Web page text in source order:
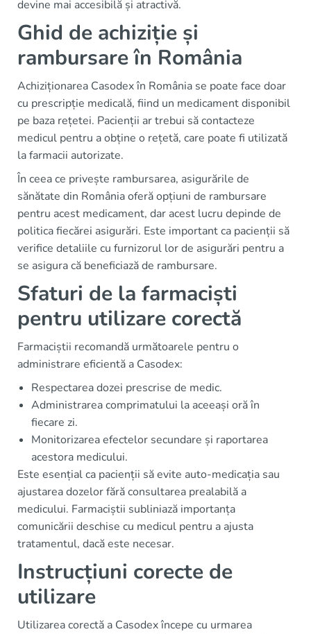
devine mai accesibilă și atractivă.
Ghid de achiziție și
rambursare în România
Achiziționarea Casodex în România se poate face doar
cu prescripție medicală, fiind un medicament disponibil
pe baza rețetei. Pacienții ar trebui să contacteze
medicul pentru a obține o rețetă, care poate fi utilizată
la farmacii autorizate.
În ceea ce privește rambursarea, asigurările de
sănătate din România oferă opțiuni de rambursare
pentru acest medicament, dar acest lucru depinde de
politica fiecărei asigurări. Este important ca pacienții să
verifice detaliile cu furnizorul lor de asigurări pentru a
se asigura că beneficiază de rambursare.
Sfaturi de la farmaciști
pentru utilizare corectă
Farmaciștii recomandă următoarele pentru o
administrare eficientă a Casodex:
Respectarea dozei prescrise de medic.
Administrarea comprimatului la aceeași oră în
fiecare zi.
Monitorizarea efectelor secundare și raportarea
acestora medicului.
Este esențial ca pacienții să evite auto-medicația sau
ajustarea dozelor fără consultarea prealabilă a
medicului. Farmaciștii subliniază importanța
comunicării deschise cu medicul pentru a ajusta
tratamentul, dacă este necesar.
Instrucțiuni corecte de
utilizare
Utilizarea corectă a Casodex începe cu urmarea